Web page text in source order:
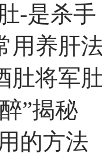
-是杀手
用养肝
肚将军
”揭秘
的方法